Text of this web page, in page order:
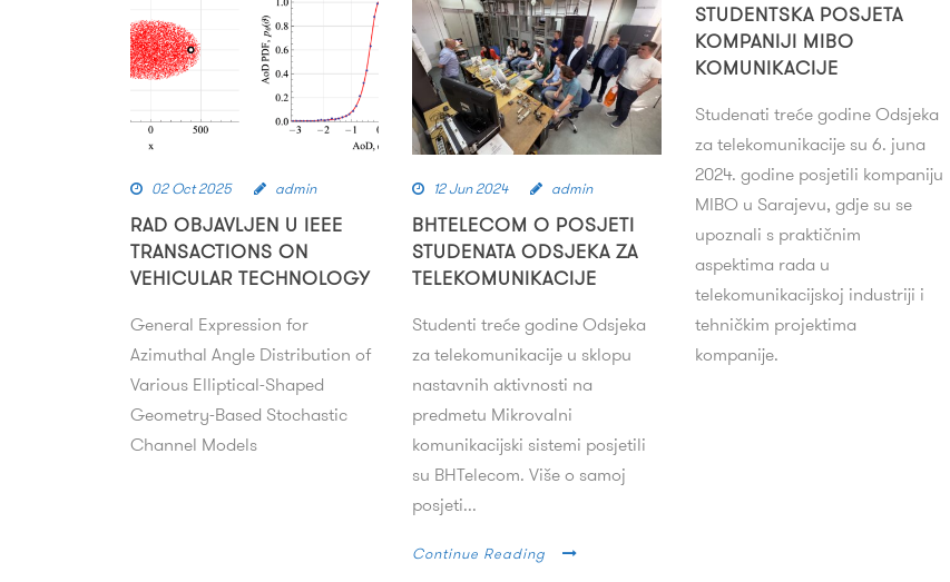
02 Oct 2025 admin
RAD OBJAVLJEN U IEEE
TRANSACTIONS ON
VEHICULAR TECHNOLOGY
General Expression for
Azimuthal Angle Distribution of
Various Elliptical-Shaped
Geometry-Based Stochastic
Channel Models
12 Jun 2024 admin
BHTELECOM O POSJETI
STUDENATA ODSJEKA ZA
TELEKOMUNIKACIJE
Studenti treće godine Odsjeka
za telekomunikacije u sklopu
nastavnih aktivnosti na
predmetu Mikrovalni
komunikacijski sistemi posjetili
su BHTelecom. Više o samoj
posjeti...
Continue Reading
STUDENTSKA POSJETA
KOMPANIJI MIBO
KOMUNIKACIJE
Studenati treće godine Odsjeka
za telekomunikacije su 6. juna
2024. godine posjetili kompaniju
MIBO u Sarajevu, gdje su se
upoznali s praktičnim
aspektima rada u
telekomunikacijskoj industriji i
tehničkim projektima
kompanije.